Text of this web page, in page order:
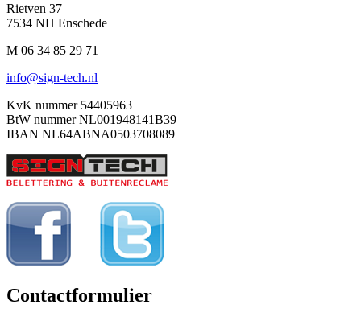
Rietven 37
7534 NH Enschede
M 06 34 85 29 71
info@sign-tech.nl
KvK nummer 54405963
BtW nummer NL001948141B39
IBAN NL64ABNA0503708089
Contactformulier